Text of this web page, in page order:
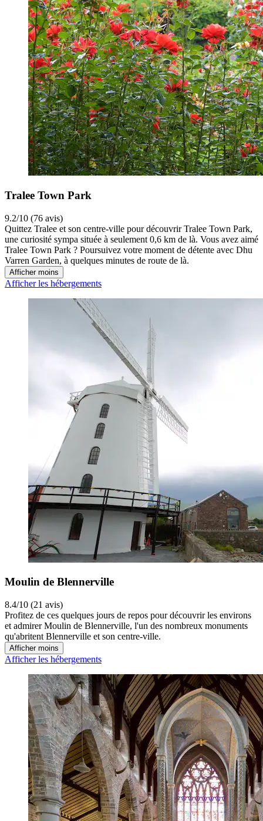
Tralee Town Park
9.2/10 (76 avis)
Quittez Tralee et son centre-ville pour découvrir Tralee Town Park,
une curiosité sympa située à seulement 0,6 km de là. Vous avez aimé
Tralee Town Park ? Poursuivez votre moment de détente avec Dhu
Varren Garden, à quelques minutes de route de là.
Afficher moins
Afficher les hébergements
Moulin de Blennerville
8.4/10 (21 avis)
Profitez de ces quelques jours de repos pour découvrir les environs
et admirer Moulin de Blennerville, l'un des nombreux monuments
qu'abritent Blennerville et son centre-ville.
Afficher moins
Afficher les hébergements